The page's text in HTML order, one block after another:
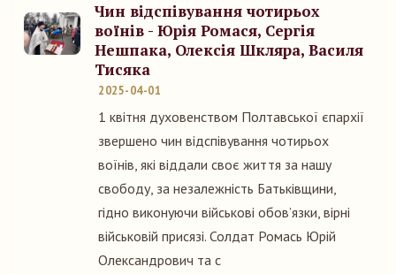
Чин відспівування чотирьох
воїнів - Юрія Ромася, Сергія
Нешпака, Олексія Шкляра, Василя
Тисяка
2025-04-01
1 квітня духовенством Полтавської єпархії
звершено чин відспівування чотирьох
воїнів, які віддали своє життя за нашу
свободу, за незалежність Батьківщини,
гідно виконуючи військові обов’язки, вірні
військовій присязі. Солдат Ромась Юрій
Олександрович та с